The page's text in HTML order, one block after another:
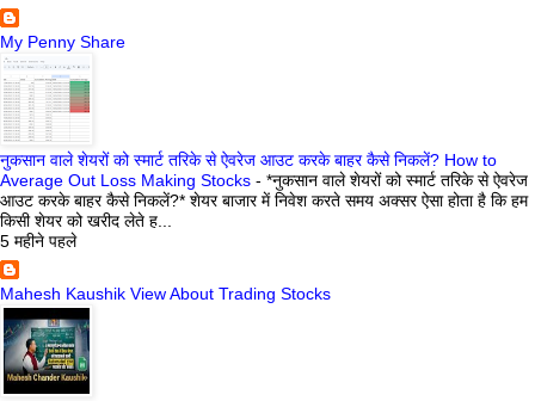
My Penny Share
नुकसान वाले शेयरों को स्मार्ट तरिके से ऐवरेज आउट करके बाहर कैसे निकलें? How to
Average Out Loss Making Stocks - *नुकसान वाले शेयरों को स्मार्ट तरिके से ऐवरेज
आउट करके बाहर कैसे निकलें?* शेयर बाजार में निवेश करते समय अक्सर ऐसा होता है कि हम
किसी शेयर को खरीद लेते ह...
5 महीने पहले
Mahesh Kaushik View About Trading Stocks